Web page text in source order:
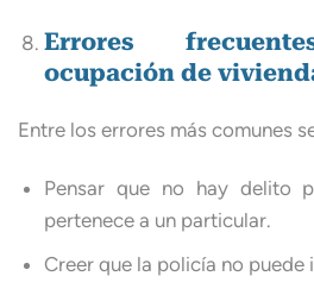
Errores
ocupación de
Entre los errores más comunes
Pensar que no hay delito
pertenece a un particular.
Creer que la policía no puede